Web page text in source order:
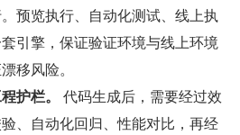
预览执行、自动化测试、线上执
引擎，保证验证环境与线上环境
移风险。
护栏。
代码生成后，需要经过效
、自动化回归、性能对比，再经